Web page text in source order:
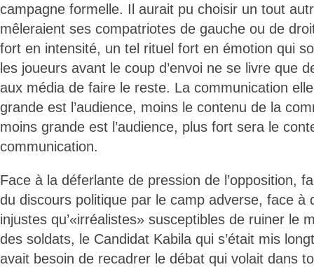
campagne formelle. Il aurait pu choisir un tout
mêleraient ses compatriotes de gauche ou de
fort en intensité, un tel rituel fort en émotion qui
les joueurs avant le coup d’envoi ne se livre que
aux média de faire le reste. La communication
grande est l’audience, moins le contenu de la
moins grande est l’audience, plus fort sera le
communication.
Face à la déferlante de pression de l’opposition,
du discours politique par le camp adverse, face à
injustes qu’«irréalistes» susceptibles de ruiner le
des soldats, le Candidat Kabila qui s’était mis
avait besoin de recadrer le débat qui volait dans